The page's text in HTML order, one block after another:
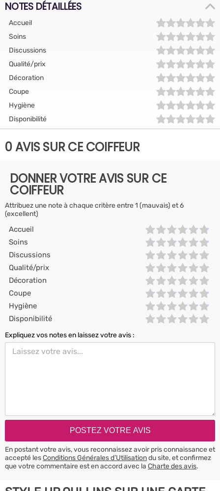
NOTES DÉTAILLÉES
Accueil
Soins
Discussions
Qualité/prix
Décoration
Coupe
Hygiène
Disponibilité
0 AVIS SUR CE COIFFEUR
DONNER VOTRE AVIS SUR CE
COIFFEUR
Attribuez une note à chaque critère entre 1 (mauvais) et 6
(excellent)
Accueil
Soins
Discussions
Qualité/prix
Décoration
Coupe
Hygiène
Disponibilité
Expliquez vos notes en laissez votre avis :
En postant votre avis, vous reconnaissez avoir pris connaissance et
accepté lesConditions Générales d’Utilisationdu site, et confirmez
que votre commentaire est en accord avec la Charte des avis.